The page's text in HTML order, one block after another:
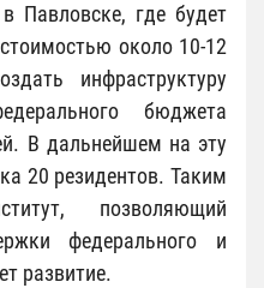
Павловске, где будет
около 10-12
инфраструктуру
бюджета
В дальнейшем на эту
20 резидентов. Таким
позволяющий
федерального и
развитие.